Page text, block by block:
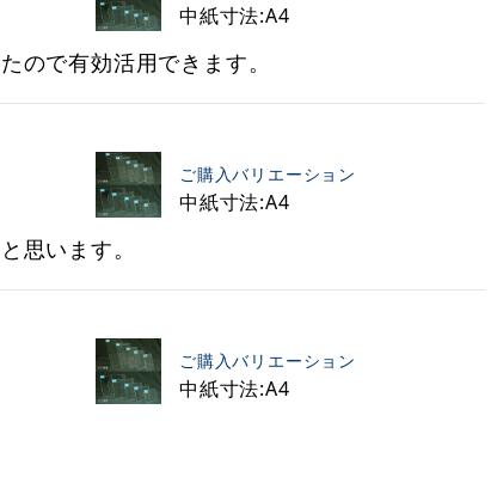
中紙寸法:A4
ので有効活用できます。
ご購入バリエーション
中紙寸法:A4
思います。
ご購入バリエーション
中紙寸法:A4